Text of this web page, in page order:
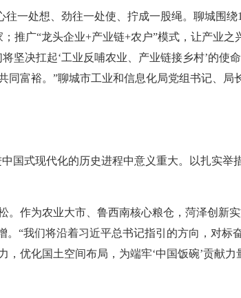
一处想、劲往一处使、拧成一股绳。聊城围绕
推广“龙头企业+产业链+农户”模式，让产业之
坚决扛起‘工业反哺农业、产业链接乡村’的使
富裕。”聊城市工业和信息化局党组书记、局
国式现代化的历史进程中意义重大。以扎实举
作为农业大市、鲁西南核心粮仓，菏泽创新
“我们将沿着习近平总书记指引的方向，对标
优化国土空间布局，为端牢‘中国饭碗’贡献力